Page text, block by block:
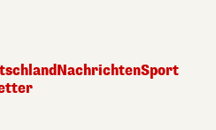
NachrichtenSport